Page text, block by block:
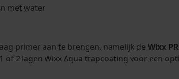
met water.
primer aan te brengen, namelijk de Wixx
of 2 lagen Wixx Aqua trapcoating voor een